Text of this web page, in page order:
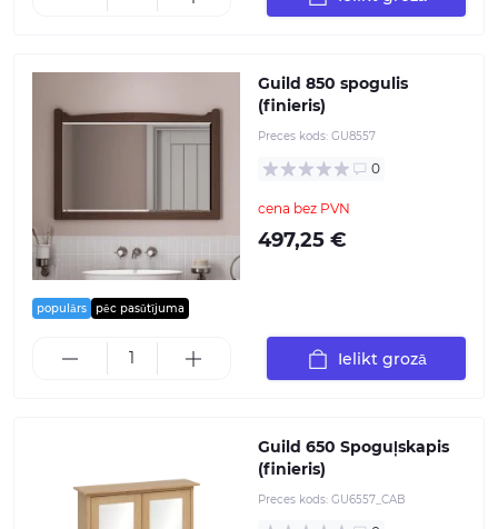
populārs pēc pasūtījuma
Guild 850 spogulis
(finieris)
Preces kods: GU8557
0
cena bez PVN
497,25 €
Ielikt grozā
Guild 650 Spoguļskapis
(finieris)
Preces kods: GU6557_CAB